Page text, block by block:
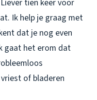
tien keer voor
Ik help je graag met
dat je nog even
gaat het erom dat
of bladeren